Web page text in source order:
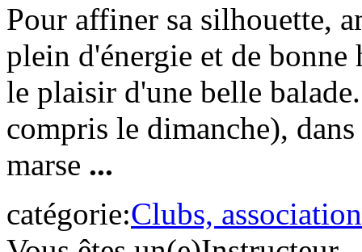
Pour affiner sa silhouette,
plein d'énergie et de
le plaisir d'une belle
compris le dimanche),
marse ...
catégorie:Clubs,